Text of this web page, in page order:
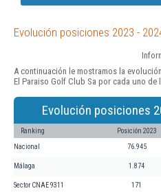
Evolución posiciones 2023 -
A continuación le mostramos la
El Paraiso Golf Club Sa por cada uno
Evolución posiciones
Ranking Posición 2023
Nacional 76.945
Málaga 1.874
Sector CNAE 9311 171